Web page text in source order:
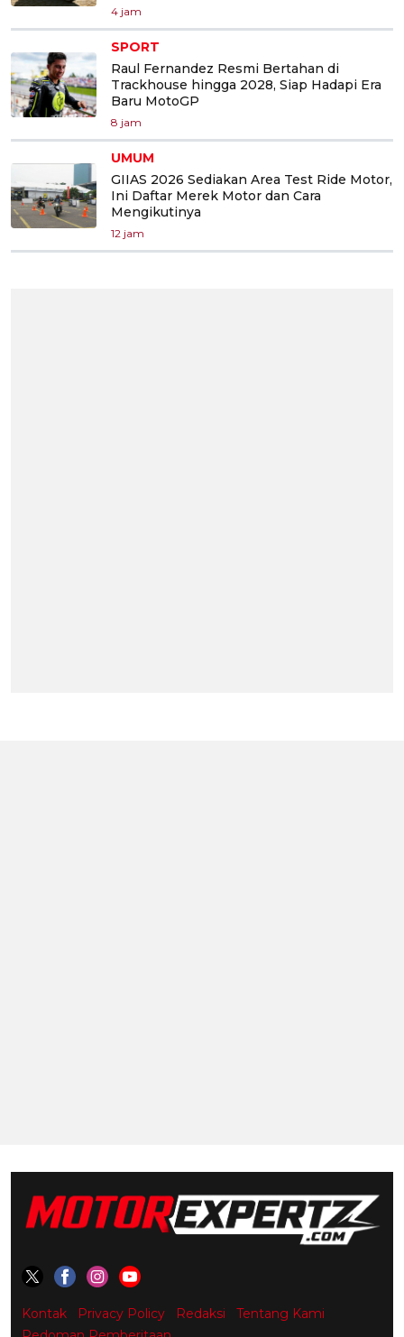
4 jam
SPORT
Raul Fernandez Resmi Bertahan di
Trackhouse hingga 2028, Siap Hadapi Era
Baru MotoGP
8 jam
UMUM
GIIAS 2026 Sediakan Area Test Ride Motor,
Ini Daftar Merek Motor dan Cara
Mengikutinya
12 jam
Kontak Privacy Policy Redaksi
Tentang Kami